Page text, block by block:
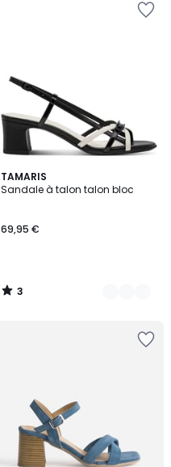
TAMARIS
Sandale à talon talon bloc
69,95 €
3
/
2
Couleurs
3
/